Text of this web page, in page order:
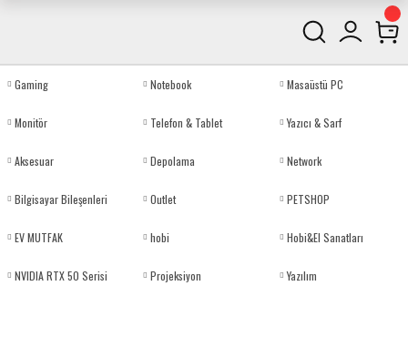
Gaming Notebook Masaüstü PC
Monitör Telefon & Tablet Yazıcı & Sarf
Aksesuar Depolama Network
Bilgisayar Bileşenleri Outlet PETSHOP
EV MUTFAK hobi Hobi&El Sanatları
NVIDIA RTX 50 Serisi Projeksiyon Yazılım